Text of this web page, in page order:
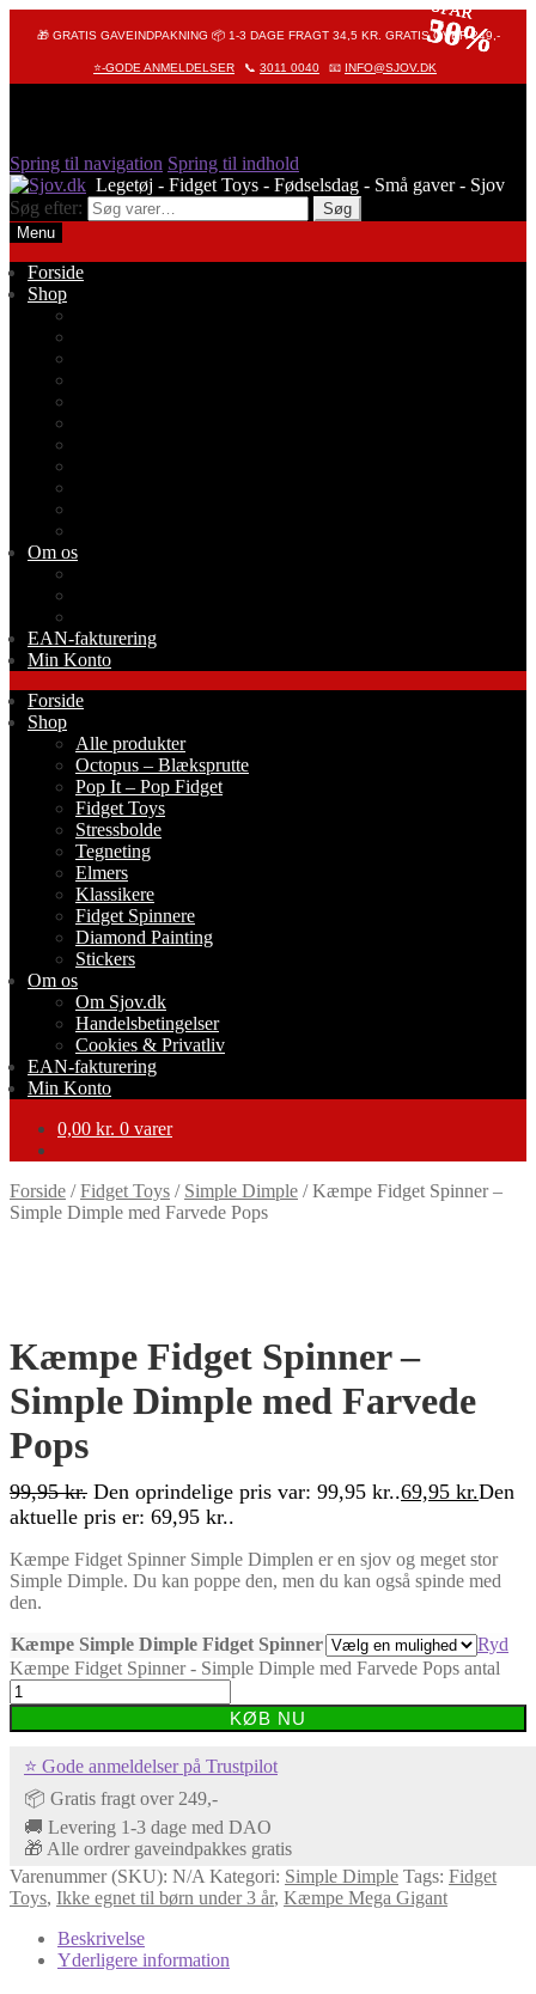
🎁 GRATIS GAVEINDPAKNING 📦 1-3 DAGE FRAGT 34,5 KR. GRATIS OVER 249,-
⭐-GODE ANMELDELSER 📞 3011 0040 📧 INFO@SJOV.DK
Spring til navigation Spring til indhold
Søg efter:
Søg
Menu
Forside
Shop
Om os
EAN-fakturering
Min Konto
Forside
Shop
Alle produkter
Octopus – Blæksprutte
Pop It – Pop Fidget
Fidget Toys
Stressbolde
Tegneting
Elmers
Klassikere
Fidget Spinnere
Diamond Painting
Stickers
Om os
Om Sjov.dk
Handelsbetingelser
Cookies & Privatliv
EAN-fakturering
Min Konto
0,00 kr. 0 varer
Forside /Fidget Toys / Simple Dimple /Kæmpe Fidget Spinner –
Simple Dimple med Farvede Pops
Kæmpe Fidget Spinner –
Simple Dimple med Farvede
Pops
99,95kr. Den oprindelige pris var: 99,95 kr..69,95 kr.Den
aktuelle pris er: 69,95 kr..
Kæmpe Fidget Spinner Simple Dimplen er en sjov og meget stor
Simple Dimple. Du kan poppe den, men du kan også spinde med
den.
Kæmpe Simple Dimple Fidget Spinner
Ryd
Kæmpe Fidget Spinner - Simple Dimple med Farvede Pops antal
KØB NU
⭐ Gode anmeldelser på Trustpilot
📦 Gratis fragt over 249,-
🚚 Levering 1-3 dage med DAO
🎁 Alle ordrer gaveindpakkes gratis
Varenummer (SKU): N/A Kategori: Simple Dimple Tags: Fidget
Toys, Ikke egnet til børn under 3 år, Kæmpe Mega Gigant
Beskrivelse
Yderligere information
SPAR
38%
SPAR
50%
SPAR
30%